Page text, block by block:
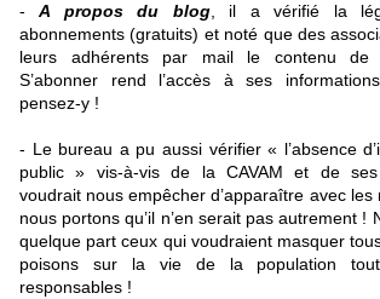
-A propos du blog, il a vérifié la
abonnements (gratuits) et noté que des
leurs adhérents par mail le contenu de
S’abonner rend l’accès à ses
pensez-y !
- Le bureau a pu aussi vérifier « l’absence
public » vis-à-vis de la CAVAM et de ses
voudrait nous empêcher d’apparaître avec les
nous portons qu’il n’en serait pas autrement !
quelque part ceux qui voudraient masquer
poisons sur la vie de la population
responsables !